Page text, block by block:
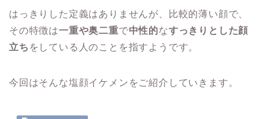
はっきりした定義はありませんが、比較的薄い顔で、
その特徴は一重や奥二重で中性的なすっきりとした顔
立ち をしている人のことを指すようです。
今回はそんな塩顔イケメンをご紹介していきます。